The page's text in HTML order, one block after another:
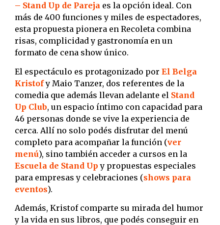
– Stand Up de Pareja es la opción ideal. Con
más de 400 funciones y miles de espectadores,
esta propuesta pionera en Recoleta combina
risas, complicidad y gastronomía en un
formato de cena show único.
El espectáculo es protagonizado por El Belga
Kristofy Maio Tanzer, dos referentes de la
comedia que además llevan adelante el Stand
Up Club, un espacio íntimo con capacidad para
46 personas donde se vive la experiencia de
cerca. Allí no solo podés disfrutar del menú
completo para acompañar la función (ver
menú), sino también acceder a cursos en la
Escuela de Stand Up y propuestas especiales
para empresas y celebraciones (shows para
eventos).
Además, Kristof comparte su mirada del humor
y la vida en sus libros, que podés conseguir en